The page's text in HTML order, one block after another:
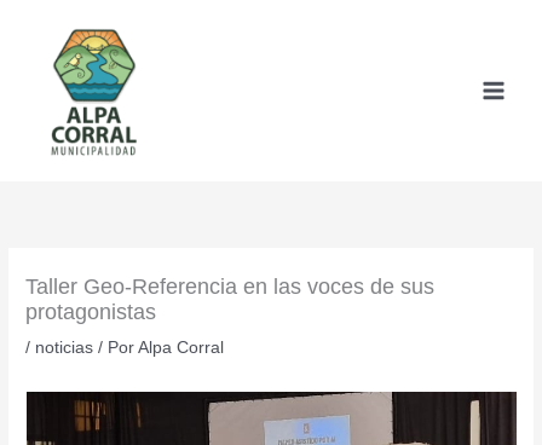
contenido
Taller Geo-Referencia en las voces de sus
protagonistas
/ noticias / PorAlpa Corral